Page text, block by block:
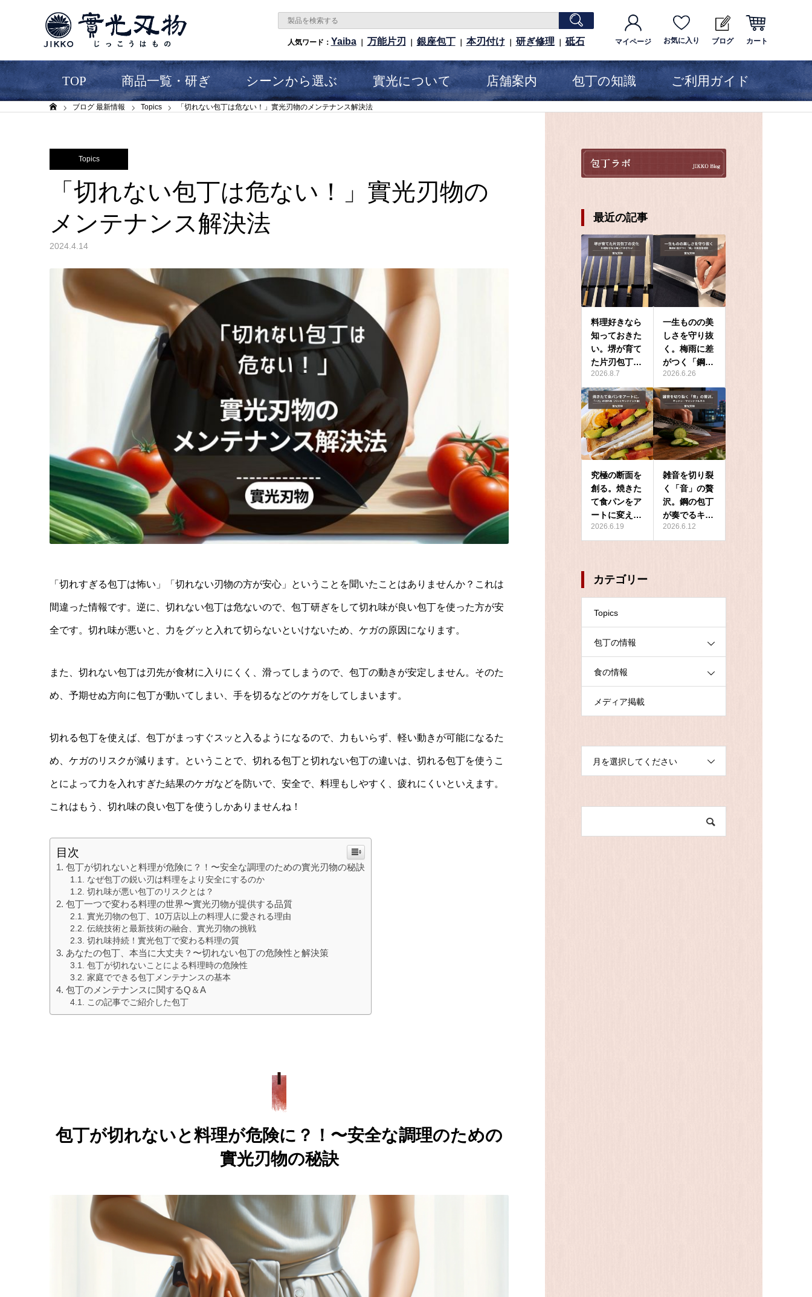
人気ワード： Yaiba｜ 万能片刃 銀座包丁 本刃付け｜ 研ぎ修理 砥石 マイページ お気に入り ブログ カート
TOP 商品一覧・研ぎ シーンから選ぶ 實光について 店舗案内 包丁の知識 ご利用ガイド
ホーム ブログ 最新情報 Topics 「切れない包丁は危ない！」實光刃物のメンテナンス解決法
Topics
「切れない包丁は危ない！」實光刃物の
メンテナンス解決法
2024.4.14
「切れすぎる包丁は怖い」「切れない刃物の方が安心」ということを聞いたことはありませんか？ これは
間違った情報です。逆に、切れない包丁は危ないので、包丁研ぎをして切れ味が良い包丁を使った方が安
全です。切れ味が悪いと、力をグッと入れて切らないといけないため、ケガの原因になります。
また、切れない包丁は刃先が食材に入りにくく、滑ってしまうので、包丁の動きが安定しません。そのた
め、予期せぬ方向に包丁が動いてしまい、手を切るなどのケガをしてしまいます。
切れる包丁を使えば、包丁がまっすぐスッと入るようになるので、力もいらず、軽い動きが可能になるた
め、ケガのリスクが減ります。 ということで、切れる包丁と切れない包丁の違いは、切れる包丁を使うこ
とによって力を入れすぎた結果のケガなどを防いで、 安全で、料理もしやすく、疲れにくいといえます。
これはもう、切れ味の良い包丁を使うしかありませんね！
目次
包丁が切れないと料理が危険に？！〜安全な調理のための實光刃物の秘訣
なぜ包丁の鋭い刃は料理をより安全にするのか
切れ味が悪い包丁のリスクとは？
包丁一つで変わる料理の世界〜實光刃物が提供する品質
實光刃物の包丁、10万店以上の料理人に愛される理由
伝統技術と最新技術の融合、實光刃物の挑戦
切れ味持続！實光包丁で変わる料理の質
あなたの包丁、本当に大丈夫？〜切れない包丁の危険性と解決策
包丁が切れないことによる料理時の危険性
家庭でできる包丁メンテナンスの基本
包丁のメンテナンスに関するQ＆A
この記事でご紹介した包丁
包丁が切れないと料理が危険に？！〜安全な調理のための
實光刃物の秘訣
最近の記事
料理好きなら
知っておきた
い。堺が育て
た片刃包丁…
2026.8.7
一生ものの美
しさを守り抜
く。梅雨に差
がつく「鋼…
2026.6.26
究極の断面を
創る。焼きた
て食パンをア
ートに変え…
2026.6.19
雑音を切り裂
く「音」の贅
沢。鋼の包丁
が奏でるキ…
2026.6.12
カテゴリー
Topics
包丁の情報
食の情報
メディア掲載
月を選択してください